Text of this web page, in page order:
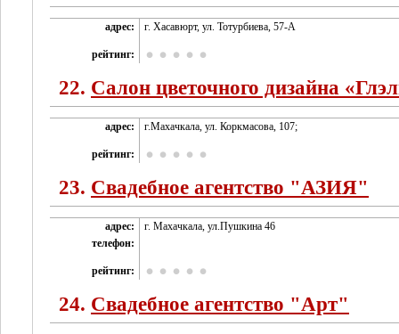
адрес: г. Хасавюрт, ул. Тотурбиева, 57-А
рейтинг:
22. Салон цветочного дизайна
адрес: г.Махачкала, ул. Коркмасова, 107;
рейтинг:
23. Свадебное агентство "АЗИЯ"
адрес:
г. Махачкала, ул.Пушкина 46
телефон:
рейтинг:
24. Свадебное агентство "Арт"